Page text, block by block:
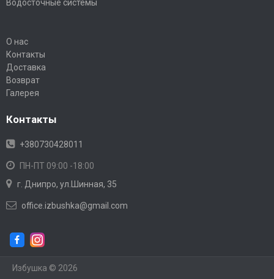
Водосточные системы
О нас
Контакты
Доставка
Возврат
Галерея
Контакты
+380730428011
ПН-ПТ 09:00 -18:00
г. Днипро, ул.Шинная, 35
office.izbushka@gmail.com
Избушка © 2026